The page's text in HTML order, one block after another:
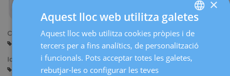
Centres:
Idiomes:
Català
SPANISH
CATALÀ
×
Aquest lloc web utilitza galetes
Aquest lloc web utilitza cookies pròpies i de
tercers per a fins analítics, de personalització
i funcionals. Pots acceptar totes les galetes,
rebutjar-les o configurar les teves